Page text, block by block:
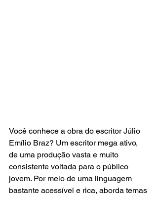
Você conhece a obra do escritor Júlio
Emílio Braz? Um escritor mega ativo,
de uma produção vasta e muito
consistente voltada para o público
jovem. Por meio de uma linguagem
bastante acessível e rica, aborda temas